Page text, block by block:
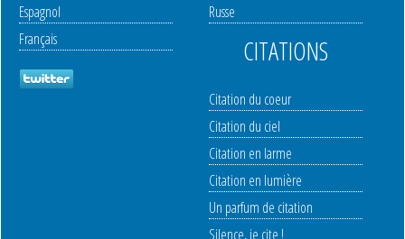
Espagnol
Français
Russe
CITATIONS
Citation du coeur
Citation du ciel
Citation en larme
Citation en lumière
Un parfum de citation
Silence, je cite !